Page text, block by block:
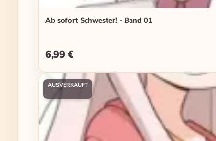
Ab sofort Schwester! - Band 01
Regulärer Preis:
6,99 €
AUSVERKAUFT